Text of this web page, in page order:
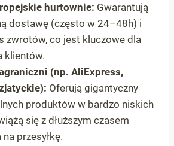
hurtownie: Gwarantują
dostawę (często w 24–48h) i
zwrotów, co jest kluczowe dla
klientów.
(np. AliExpress,
Oferują gigantyczny
produktów w bardzo niskich
się z dłuższym czasem
przesyłkę.